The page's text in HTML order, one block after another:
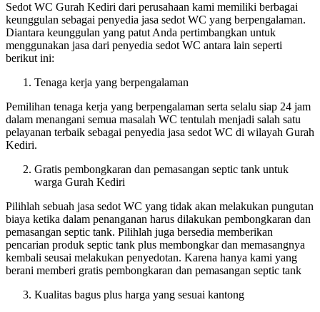
Sedot WC Gurah Kediri dari perusahaan kami memiliki berbagai
keunggulan sebagai penyedia jasa sedot WC yang berpengalaman.
Diantara keunggulan yang patut Anda pertimbangkan untuk
menggunakan jasa dari penyedia sedot WC antara lain seperti
berikut ini:
Tenaga kerja yang berpengalaman
Pemilihan tenaga kerja yang berpengalaman serta selalu siap 24 jam
dalam menangani semua masalah WC tentulah menjadi salah satu
pelayanan terbaik sebagai penyedia jasa sedot WC di wilayah Gurah
Kediri.
Gratis pembongkaran dan pemasangan septic tank untuk
warga Gurah Kediri
Pilihlah sebuah jasa sedot WC yang tidak akan melakukan pungutan
biaya ketika dalam penanganan harus dilakukan pembongkaran dan
pemasangan septic tank. Pilihlah juga bersedia memberikan
pencarian produk septic tank plus membongkar dan memasangnya
kembali seusai melakukan penyedotan. Karena hanya kami yang
berani memberi gratis pembongkaran dan pemasangan septic tank
Kualitas bagus plus harga yang sesuai kantong